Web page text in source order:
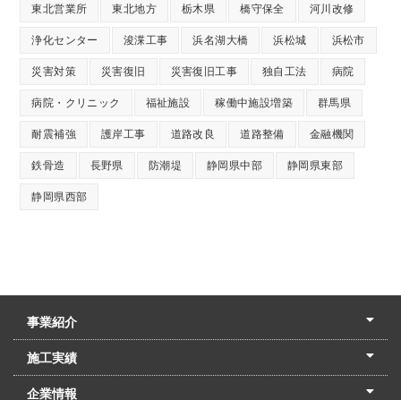
東北営業所 東北地方 栃木県 橋守保全 河川改修
浄化センター 浚渫工事 浜名湖大橋 浜松城 浜松市
災害対策 災害復旧 災害復旧工事 独自工法 病院
病院・クリニック 福祉施設 稼働中施設増築 群馬県
耐震補強 護岸工事 道路改良 道路整備 金融機関
鉄骨造 長野県 防潮堤 静岡県中部 静岡県東部
静岡県西部
事業紹介
土木本部
建築本部
PPP・PFI
リフォーム・リノベーション
中村建設の家
施工実績
土木部門
建築部門
リフォーム部門
住宅部門
名古屋支店
東京支店
企業情報